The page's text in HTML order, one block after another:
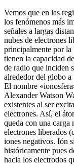
Vemos que en las
los fenómenos más
señales a largas
nubes de electrones
principalmente por la
tienen la capacidad
de radio que inciden
alrededor del globo a
El nombre
Alexander Watson
existentes al ser
electrones. Así, el
queda con una carga
electrones liberados
iones negativos. Ión
históricamente pues
hacia los electrodos